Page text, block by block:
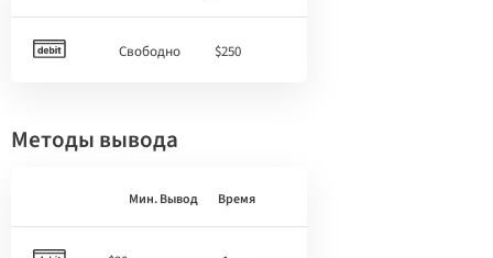
Свободно $250
Методы вывода
Мин. Вывод Время